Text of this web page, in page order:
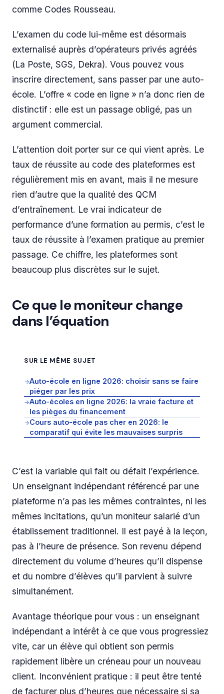
comme Codes Rousseau.
L’examen du code lui-même est désormais
externalisé auprès d’opérateurs privés agréés
(La Poste, SGS, Dekra). Vous pouvez vous
inscrire directement, sans passer par une auto-
école. L’offre « code en ligne » n’a donc rien de
distinctif : elle est un passage obligé, pas un
argument commercial.
L’attention doit porter sur ce qui vient après. Le
taux de réussite au code des plateformes est
régulièrement mis en avant, mais il ne mesure
rien d’autre que la qualité des QCM
d’entraînement. Le vrai indicateur de
performance d’une formation au permis, c’est le
taux de réussite à l’examen pratique au premier
passage. Ce chiffre, les plateformes sont
beaucoup plus discrètes sur le sujet.
Ce que le moniteur change
dans l’équation
SUR LE MÊME SUJET
→Auto-école en ligne 2026: choisir sans se faire
piéger par les prix
→Auto-écoles en ligne 2026: la vraie facture et
les pièges du financement
→Cours auto-école pas cher en 2026: le
comparatif qui évite les mauvaises surpris
C’est la variable qui fait ou défait l’expérience.
Un enseignant indépendant référencé par une
plateforme n’a pas les mêmes contraintes, ni les
mêmes incitations, qu’un moniteur salarié d’un
établissement traditionnel. Il est payé à la leçon,
pas à l’heure de présence. Son revenu dépend
directement du volume d’heures qu’il dispense
et du nombre d’élèves qu’il parvient à suivre
simultanément.
Avantage théorique pour vous : un enseignant
indépendant a intérêt à ce que vous progressiez
vite, car un élève qui obtient son permis
rapidement libère un créneau pour un nouveau
client. Inconvénient pratique : il peut être tenté
de facturer plus d’heures que nécessaire si sa